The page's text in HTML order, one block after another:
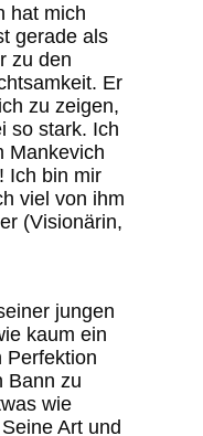
hat mich
gerade als
zu den
Er
zu zeigen,
so stark. Ich
Mankevich
Ich bin mir
viel von ihm
(Visionärin,
jungen
kaum ein
Perfektion
Bann zu
wie
Art und